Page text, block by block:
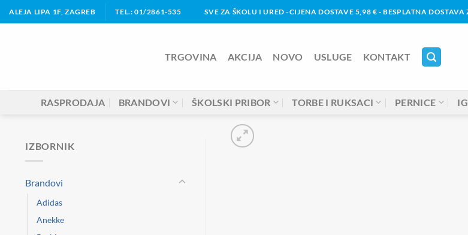
Skip
to
ALEJA LIPA 1F, ZAGREB TEL.: 01/2861-535 SVE ZA ŠKOLU I URED -CIJENA DOSTAVE 5,98 € - BESPLATNA
TRGOVINA AKCIJA NOVO USLUGE KONTAKT
RASPRODAJA BRANDOVI ŠKOLSKI PRIBOR TORBE I RUKSACI PERNICE
IZBORNIK
Brandovi
Adidas
Anekke